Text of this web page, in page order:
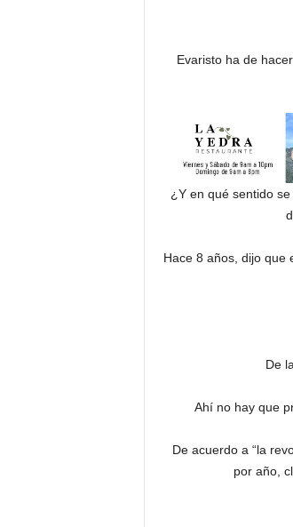
Evaristo ha de
¿Y en qué sentido
Hace 8 años, dijo que
De
Ahí no hay que
De acuerdo a “la
por año,